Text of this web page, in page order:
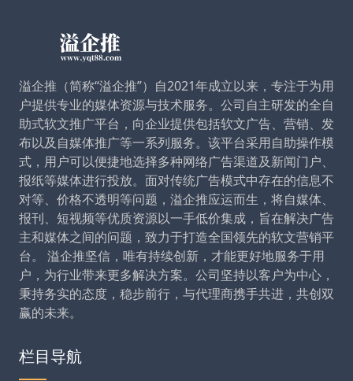
溢企推（简称“溢企推”）自2021年成立以来，专注于为用
户提供专业的媒体资源与技术服务。公司自主研发的全自
助式软文推广平台，向企业提供包括软文广告、营销、发
布以及自媒体推广等一系列服务。该平台采用自助操作模
式，用户可以便捷地选择多种网络广告渠道及新闻门户、
报纸等媒体进行投放。面对传统广告模式中存在的信息不
对等、价格不透明等问题，溢企推应运而生，将自媒体、
报刊、短视频等优质资源以一手低价集成，旨在解决广告
主和媒体之间的问题，致力于打造全国领先的软文营销平
台。 溢企推坚信，唯有持续创新，才能更好地服务于用
户，为行业带来更多解决方案。公司坚持以客户为中心，
秉持务实的态度，稳步前行，与代理商携手共进，共创双
赢的未来。
栏目导航